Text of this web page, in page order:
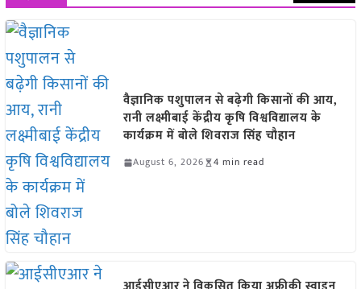
वैज्ञानिक पशुपालन से बढ़ेगी किसानों की आय,
रानी लक्ष्मीबाई केंद्रीय कृषि विश्वविद्यालय के
कार्यक्रम में बोले शिवराज सिंह चौहान
August 6, 2026 4 min read